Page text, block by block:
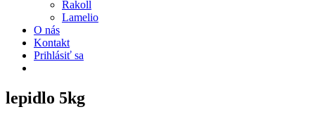
Rakoll
Lamelio
O nás
Kontakt
Prihlásiť sa
lepidlo 5kg